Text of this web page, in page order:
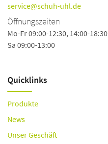
service@schuh-uhl.de
Öffnungszeiten
Mo-Fr 09:00-12:30, 14:00-18:30
Sa 09:00-13:00
Quicklinks
Produkte
News
Unser Geschäft